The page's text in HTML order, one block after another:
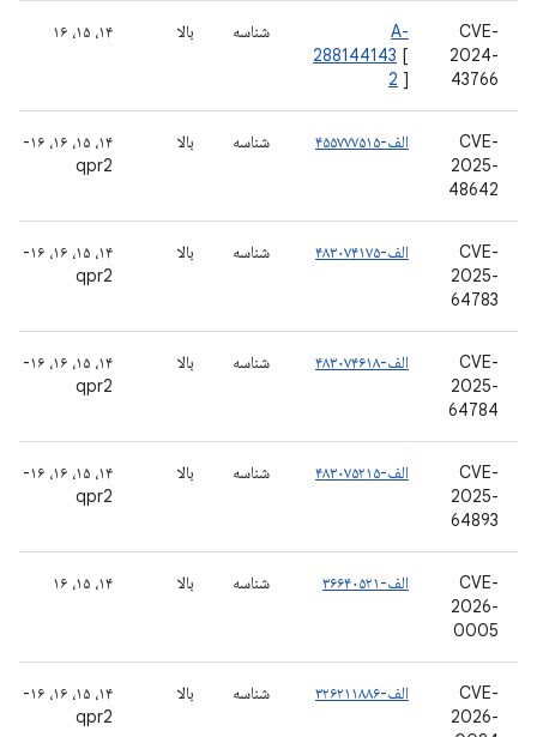
CVE-
2024-
43766
A-
288144143 [
2 ]
شناسه بالا ۱۴، ۱۵، ۱۶
CVE-
2025-
48642
الف-۴۵۵۷۷۷۵۱۵ شناسه بالا
۱۴، ۱۵، ۱۶، ۱۶-
qpr2
CVE-
2025-
64783
الف-۴۸۳۰۷۴۱۷۵ شناسه بالا
۱۴، ۱۵، ۱۶، ۱۶-
qpr2
CVE-
2025-
64784
الف-۴۸۳۰۷۴۶۱۸ شناسه بالا
۱۴، ۱۵، ۱۶، ۱۶-
qpr2
CVE-
2025-
64893
الف-۴۸۳۰۷۵۲۱۵ شناسه بالا
۱۴، ۱۵، ۱۶، ۱۶-
qpr2
CVE-
2026-
0005
الف-۳۶۶۴۰۵۲۱ شناسه بالا ۱۴، ۱۵، ۱۶
CVE-
2026-
الف-۳۲۶۲۱۱۸۸۶ شناسه بالا
۱۴، ۱۵، ۱۶، ۱۶-
qpr2